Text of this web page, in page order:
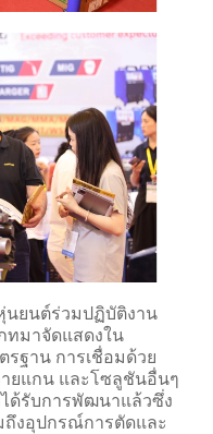
นยนต์ร่วมปฏิบัติงาน
ทมาจัดแสดงใน
รฐาน การเชื่อมด้วย
ายแกน และโซลูชันอื่นๆ
ด้รับการพัฒนาแล้วซึ่ง
ถึงอุปกรณ์การตัดและ